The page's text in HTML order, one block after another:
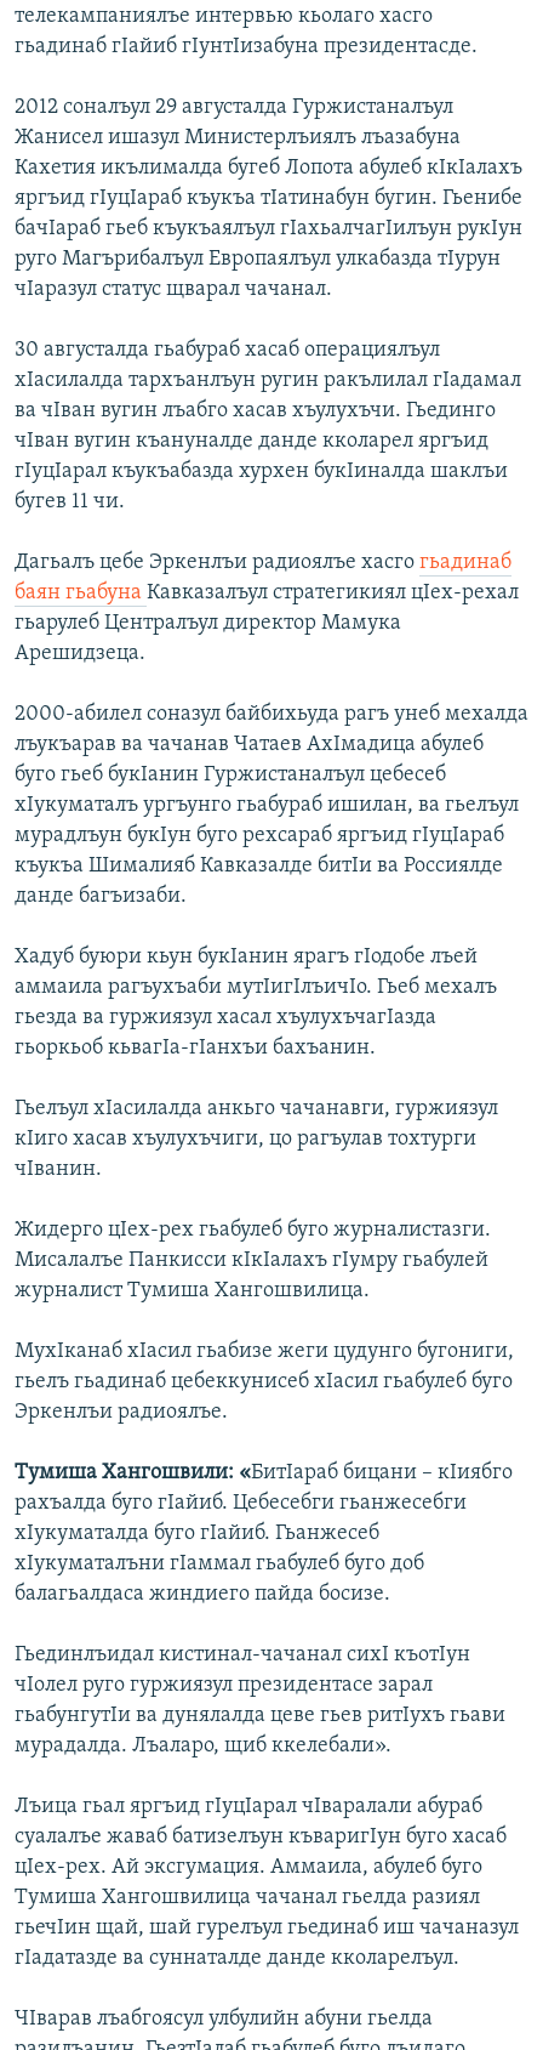
телекампаниялъе интервью кьолаго хасго
гьадинаб гIайиб гIунтIизабуна президентасде.
2012 соналъул 29 августалда Гуржистаналъул
Жанисел ишазул Министерлъиялъ лъазабуна
Кахетия икълималда бугеб Лопота абулеб кIкIалахъ
яргъид гIуцIараб къукъа тIатинабун бугин. Гьенибе
бачIараб гьеб къукъаялъул гIахьалчагIилъун рукIун
руго Магърибалъул Европаялъул улкабазда тIурун
чIаразул статус щварал чачанал.
30 августалда гьабураб хасаб операциялъул
хIасилалда тархъанлъун ругин ракълилал гIадамал
ва чIван вугин лъабго хасав хъулухъчи. Гьединго
чIван вугин къануналде данде кколарел яргъид
гIуцIарал къукъабазда хурхен букIиналда шаклъи
бугев 11 чи.
Дагьалъ цебе Эркенлъи радиоялъе хасго гьадинаб
баян гьабуна Кавказалъул стратегикиял цIех-рехал
гьарулеб Централъул директор Мамука
Арешидзеца.
2000-абилел соназул байбихьуда рагъ унеб мехалда
лъукъарав ва чачанав Чатаев АхIмадица абулеб
буго гьеб букIанин Гуржистаналъул цебесеб
хIукуматалъ ургъунго гьабураб ишилан, ва гьелъул
мурадлъун букIун буго рехсараб яргъид гIуцIараб
къукъа Шималияб Кавказалде битIи ва Россиялде
данде багъизаби.
Хадуб буюри кьун букIанин ярагъ гIодобе лъей
аммаила рагъухъаби мутIигIлъичIо. Гьеб мехалъ
гьезда ва гуржиязул хасал хъулухъчагIазда
гьоркьоб кьвагIа-гIанхъи бахъанин.
Гьелъул хIасилалда анкьго чачанавги, гуржиязул
кIиго хасав хъулухъчиги, цо рагъулав тохтурги
чIванин.
Жидерго цIех-рех гьабулеб буго журналистазги.
Мисалалъе Панкисси кIкIалахъ гIумру гьабулей
журналист Тумиша Хангошвилица.
МухIканаб хIасил гьабизе жеги цудунго бугониги,
гьелъ гьадинаб цебеккунисеб хIасил гьабулеб буго
Эркенлъи радиоялъе.
Тумиша Хангошвили: «БитIараб бицани – кIиябго
рахъалда буго гIайиб. Цебесебги гьанжесебги
хIукуматалда буго гIайиб. Гьанжесеб
хIукуматалъни гIаммал гьабулеб буго доб
балагьалдаса жиндиего пайда босизе.
Гьединлъидал кистинал-чачанал сихI къотIун
чIолел руго гуржиязул президентасе зарал
гьабунгутIи ва дунялалда цеве гьев ритIухъ гьави
мурадалда. Лъаларо, щиб ккелебали».
Лъица гьал яргъид гIуцIарал чIваралали абураб
суалалъе жаваб батизелъун къваригIун буго хасаб
цIех-рех. Ай эксгумация. Аммаила, абулеб буго
Тумиша Хангошвилица чачанал гьелда разиял
гьечIин щай, шай гурелъул гьединаб иш чачаназул
гIадатазде ва суннаталде данде кколарелъул.
ЧIварав лъабгоясул улбулийн абуни гьелда